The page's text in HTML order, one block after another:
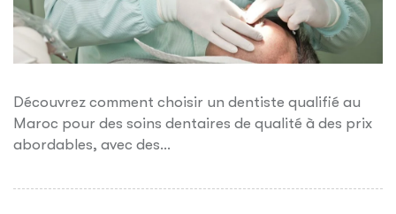
Découvrez comment choisir un dentiste qualifié au
Maroc pour des soins dentaires de qualité à des prix
abordables, avec des…